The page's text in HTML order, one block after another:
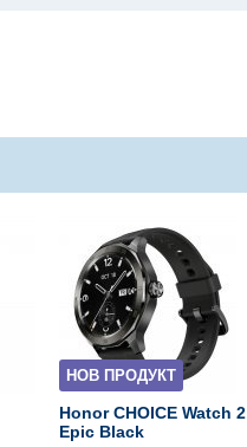
НОВ ПРОДУКТ
Honor CHOICE Watch 2
Epic Black